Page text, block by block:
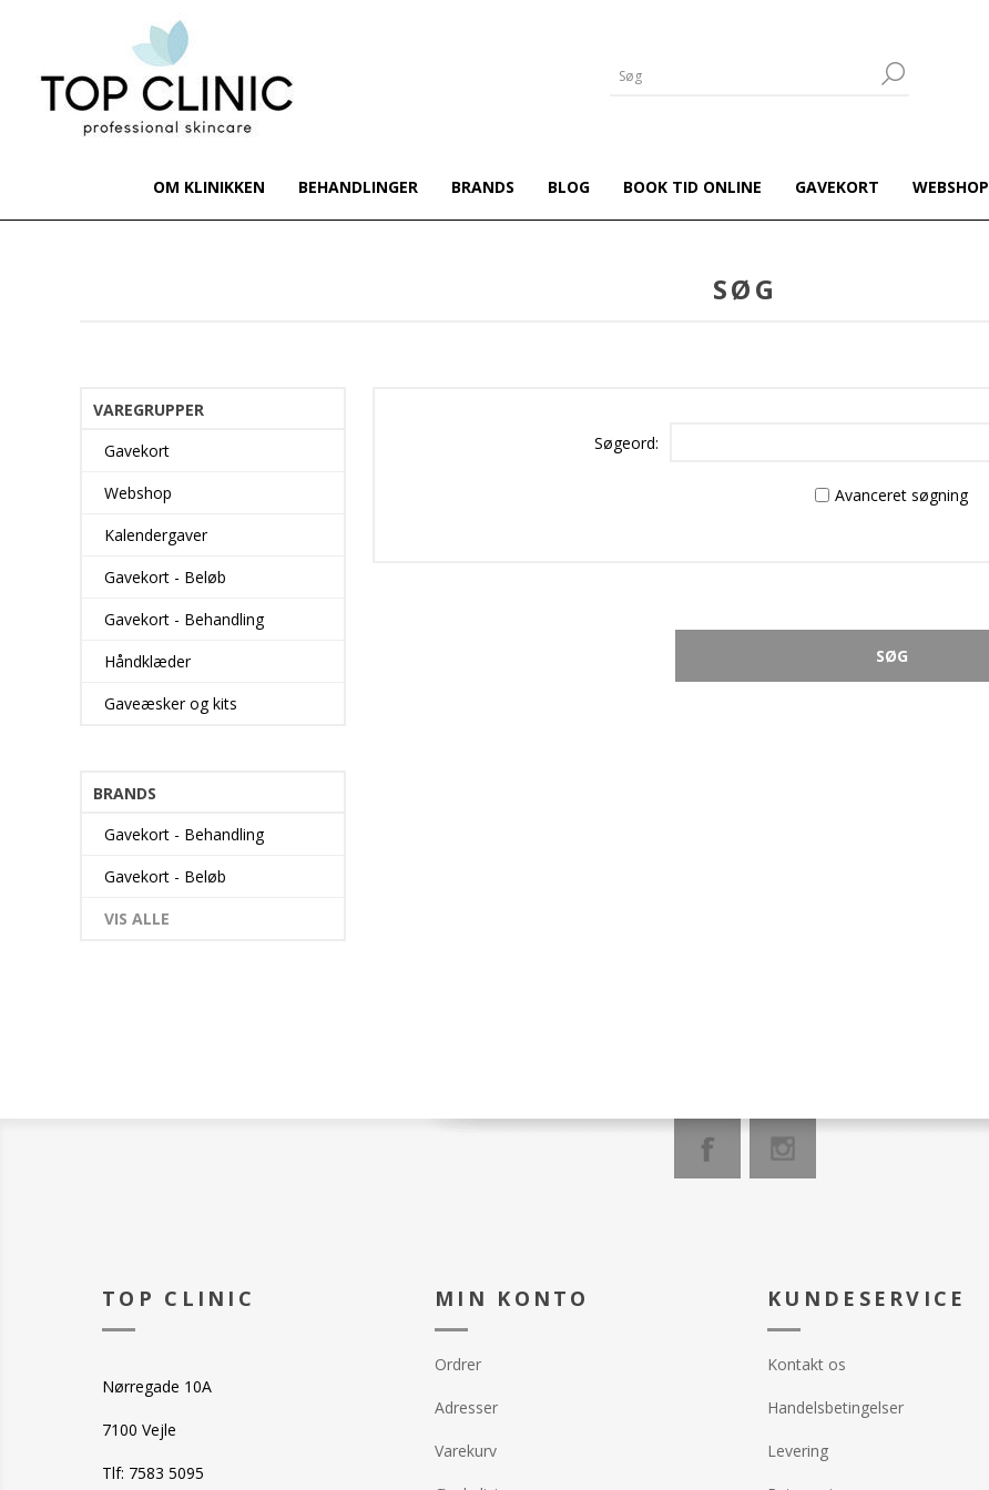
OM KLINIKKEN BEHANDLINGER BRANDS BLOG BOOK TID ONLINE GAVEKORT WEBSHOP
SØG
Søgeord:
Avanceret søgning
VAREGRUPPER
Gavekort
Webshop
Kalendergaver
Gavekort - Beløb
Gavekort - Behandling
Håndklæder
Gaveæsker og kits
BRANDS
Gavekort - Behandling
Gavekort - Beløb
VIS ALLE
TOP CLINIC
Nørregade 10A
7100 Vejle
Tlf: 7583 5095
MIN KONTO
Ordrer
Adresser
Varekurv
KUNDESERVICE
Kontakt os
Handelsbetingelser
Levering